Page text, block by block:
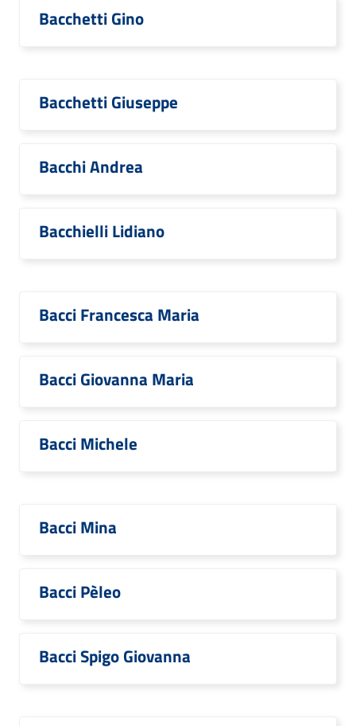
Bacchetti Gino
Bacchetti Giuseppe
Bacchi Andrea
Bacchielli Lidiano
Bacci Francesca Maria
Bacci Giovanna Maria
Bacci Michele
Bacci Mina
Bacci Pèleo
Bacci Spigo Giovanna